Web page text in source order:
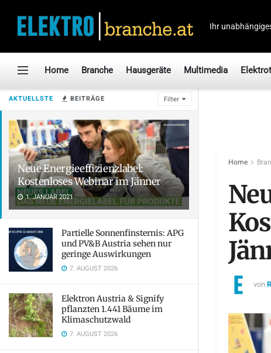
AKTUELLSTE BEITRÄGE Filter
Neue Energieeffizienzlabel:
Kostenloses Webinar im Jänner
1. JANUAR 2021
Partielle Sonnenfinsternis: APG
und PV&B Austria sehen nur
geringe Auswirkungen
7. AUGUST 2026
Elektron Austria & Signify
pflanzten 1.441 Bäume im
Klimaschutzwald
7. AUGUST 2026
Ihr
Home Branche Hausgeräte Multimedia
Home
von